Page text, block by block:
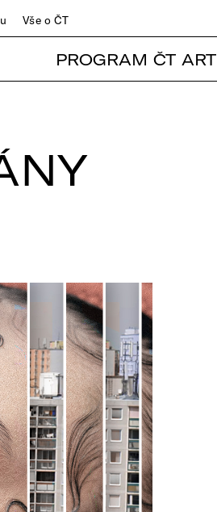
Vše o ČT
PROGRAM ČT ART